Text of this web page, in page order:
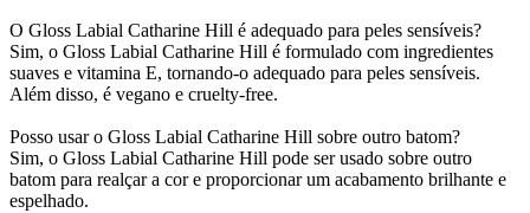
O Gloss Labial Catharine Hill é adequado para peles sensíveis?
Sim, o Gloss Labial Catharine Hill é formulado com ingredientes
suaves e vitamina E, tornando-o adequado para peles sensíveis.
Além disso, é vegano e cruelty-free.
Posso usar o Gloss Labial Catharine Hill sobre outro batom?
Sim, o Gloss Labial Catharine Hill pode ser usado sobre outro
batom para realçar a cor e proporcionar um acabamento brilhante e
espelhado.